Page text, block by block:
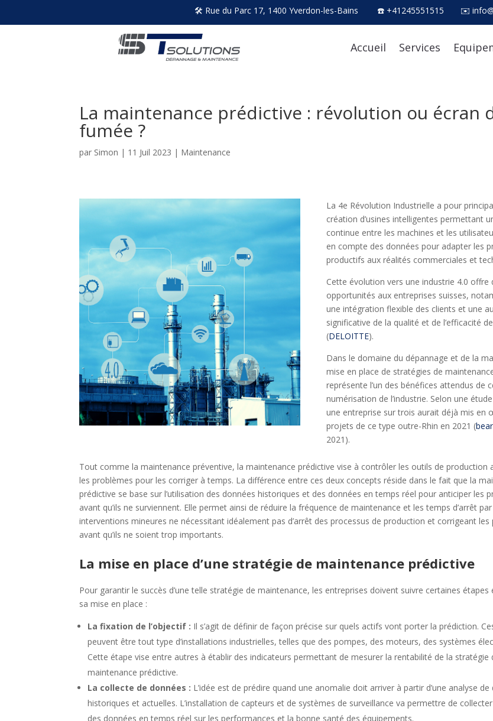
🛠 Rue du Parc 17, 1400 Yverdon-les-Bains ☎ +41245551515 ✉
Accueil Services
La maintenance prédictive : révolution ou écran
fumée ?
par Simon | 11 Juil 2023 | Maintenance
La 4e Révolution Industrielle a pour
création d’usines intelligentes permettant
continue entre les machines et les
en compte des données pour adapter les
productifs aux réalités commerciales et
Cette évolution vers une industrie 4.0 offre
opportunités aux entreprises suisses,
une intégration flexible des clients et une
significative de la qualité et de l’efficacité
(DELOITTE).
Dans le domaine du dépannage et de la
mise en place de stratégies de
représente l’un des bénéfices attendus de
numérisation de l’industrie. Selon une
une entreprise sur trois aurait déjà mis en
projets de ce type outre-Rhin en 2021 (
2021).
Tout comme la maintenance préventive, la maintenance prédictive vise à contrôler les outils de production
les problèmes pour les corriger à temps. La différence entre ces deux concepts réside dans le fait que la
prédictive se base sur l’utilisation des données historiques et des données en temps réel pour anticiper les
avant qu’ils ne surviennent. Elle permet ainsi de réduire la fréquence de maintenance et les temps d’arrêt
interventions mineures ne nécessitant idéalement pas d’arrêt des processus de production et corrigeant les
avant qu’ils ne soient trop importants.
La mise en place d’une stratégie de maintenance prédictive
Pour garantir le succès d’une telle stratégie de maintenance, les entreprises doivent suivre certaines étapes
sa mise en place :
La fixation de l’objectif : Il s’agit de définir de façon précise sur quels actifs vont porter la prédiction.
peuvent être tout type d’installations industrielles, telles que des pompes, des moteurs, des systèmes
Cette étape vise entre autres à établir des indicateurs permettant de mesurer la rentabilité de la stratégie
maintenance prédictive.
La collecte de données : L’idée est de prédire quand une anomalie doit arriver à partir d’une analyse de
historiques et actuelles. L’installation de capteurs et de systèmes de surveillance va permettre de
des données en temps réel sur les performances et la bonne santé des équipements.